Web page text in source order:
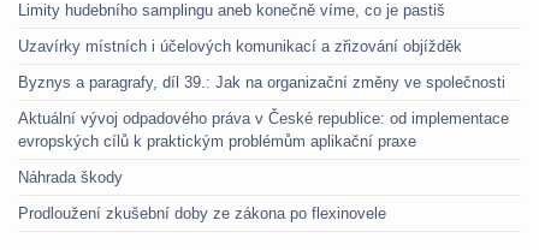
Limity hudebního samplingu aneb konečně víme, co je pastiš
Uzavírky místních i účelových komunikací a zřizování objížděk
Byznys a paragrafy, díl 39.: Jak na organizační změny ve společnosti
Aktuální vývoj odpadového práva v České republice: od implementace
evropských cílů k praktickým problémům aplikační praxe
Náhrada škody
Prodloužení zkušební doby ze zákona po flexinovele